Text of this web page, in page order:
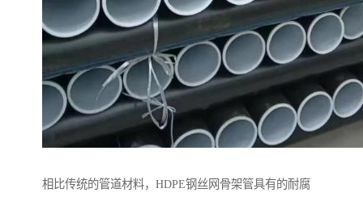
相比传统的管道材料，HDPE钢丝网骨架管具有的耐腐